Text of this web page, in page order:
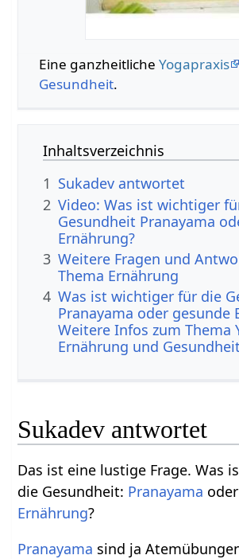
Eine ganzheitliche Yogapraxis
Gesundheit.
Inhaltsverzeichnis
1 Sukadev antwortet
2 Video: Was ist wichtiger
Gesundheit Pranayama
Ernährung?
3 Weitere Fragen und
Thema Ernährung
4 Was ist wichtiger für die
Pranayama oder gesunde
Weitere Infos zum Thema
Ernährung und Gesundheit
Sukadev antwortet
Das ist eine lustige Frage. Was
die Gesundheit: Pranayama
Ernährung?
Pranayama sind ja